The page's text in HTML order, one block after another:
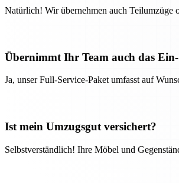
Natürlich! Wir übernehmen auch Teilumzüge
Übernimmt Ihr Team auch das
Ja, unser Full-Service-Paket umfasst auf
Ist mein Umzugsgut versichert?
Selbstverständlich! Ihre Möbel und